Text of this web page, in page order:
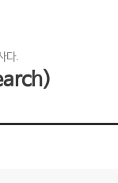
다.